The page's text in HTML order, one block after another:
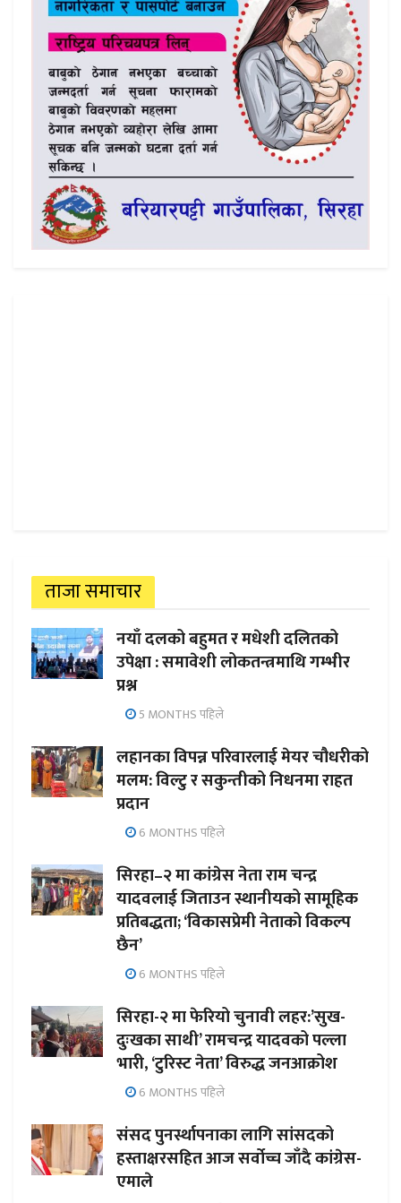
ताजा समाचार
नयाँ दलको बहुमत र मधेशी दलितको
उपेक्षा : समावेशी लोकतन्त्रमाथि गम्भीर
प्रश्न
5 MONTHS पहिले
लहानका विपन्न परिवारलाई मेयर चौधरीको
मलम: विल्टु र सकुन्तीको निधनमा राहत
प्रदान
6 MONTHS पहिले
सिरहा–२ मा कांग्रेस नेता राम चन्द्र
यादवलाई जिताउन स्थानीयको सामूहिक
प्रतिबद्धता; ‘विकासप्रेमी नेताको विकल्प
छैन’
6 MONTHS पहिले
सिरहा-२ मा फेरियो चुनावी लहर:’सुख-
दुःखका साथी’ रामचन्द्र यादवको पल्ला
भारी, ‘टुरिस्ट नेता’ विरुद्ध जनआक्रोश
6 MONTHS पहिले
संसद पुनर्स्थापनाका लागि सांसदको
हस्ताक्षरसहित आज सर्वोच्च जाँदै कांग्रेस-
एमाले